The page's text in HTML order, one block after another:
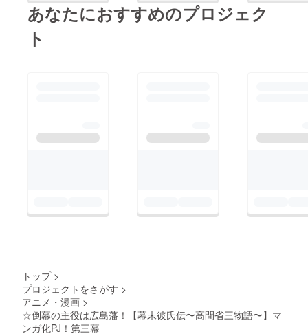
あなたにおすすめのプロジェク
ト
トップ >
プロジェクトをさがす >
アニメ・漫画 >
☆倒幕の主役は広島藩！【幕末彼氏伝〜高間省三物語〜】マ
ンガ化PJ！第三幕